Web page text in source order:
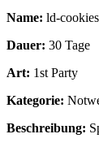
Name: ld-
Dauer: 30 Tage
Art: 1st Party
Kategorie:
Beschreibung: